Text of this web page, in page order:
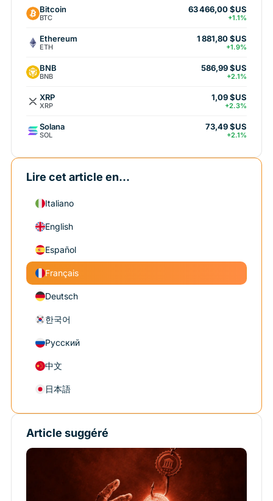
Bitcoin
BTC
63 466,00 $US
+1.1%
Ethereum
ETH
1 881,80 $US
+1.9%
BNB
BNB
586,99 $US
+2.1%
XRP
XRP
1,09 $US
+2.3%
Solana
SOL
73,49 $US
+2.1%
Lire cet article en...
Italiano
English
Español
Français
Deutsch
한국어
Русский
中文
日本語
Article suggéré